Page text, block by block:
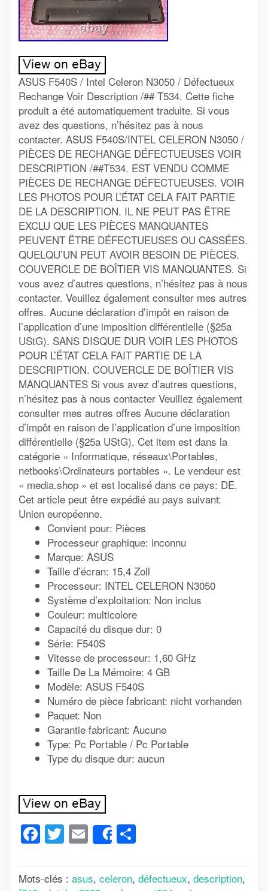
ASUS F540S / Intel Celeron N3050 / Défectueux
Rechange Voir Description /## T534. Cette fiche
produit a été automatiquement traduite. Si vous
avez des questions, n’hésitez pas à nous
contacter. ASUS F540S/INTEL CELERON N3050 /
PIÈCES DE RECHANGE DÉFECTUEUSES VOIR
DESCRIPTION /##T534. EST VENDU COMME
PIÈCES DE RECHANGE DÉFECTUEUSES. VOIR
LES PHOTOS POUR L’ÉTAT CELA FAIT PARTIE
DE LA DESCRIPTION. IL NE PEUT PAS ÊTRE
EXCLU QUE LES PIÈCES MANQUANTES
PEUVENT ÊTRE DÉFECTUEUSES OU CASSÉES.
QUELQU’UN PEUT AVOIR BESOIN DE PIÈCES.
COUVERCLE DE BOÎTIER VIS MANQUANTES. Si
vous avez d’autres questions, n’hésitez pas à nous
contacter. Veuillez également consulter mes autres
offres. Aucune déclaration d’impôt en raison de
l’application d’une imposition différentielle (§25a
UStG). SANS DISQUE DUR VOIR LES PHOTOS
POUR L’ÉTAT CELA FAIT PARTIE DE LA
DESCRIPTION. COUVERCLE DE BOÎTIER VIS
MANQUANTES Si vous avez d’autres questions,
n’hésitez pas à nous contacter Veuillez également
consulter mes autres offres Aucune déclaration
d’impôt en raison de l’application d’une imposition
différentielle (§25a UStG). Cet item est dans la
catégorie « Informatique, réseaux\Portables,
netbooks\Ordinateurs portables ». Le vendeur est
« media.shop » et est localisé dans ce pays: DE.
Cet article peut être expédié au pays suivant:
Union européenne.
Convient pour: Pièces
Processeur graphique: inconnu
Marque: ASUS
Taille d’écran: 15,4 Zoll
Processeur: INTEL CELERON N3050
Système d’exploitation: Non inclus
Couleur: multicolore
Capacité du disque dur: 0
Série: F540S
Vitesse de processeur: 1,60 GHz
Taille De La Mémoire: 4 GB
Modèle: ASUS F540S
Numéro de pièce fabricant: nicht vorhanden
Paquet: Non
Garantie fabricant: Aucune
Type: Pc Portable / Pc Portable
Type du disque dur: aucun
Facebook
Twitter
Email
Share
Mots-clés : asus, celeron, défectueux, description,